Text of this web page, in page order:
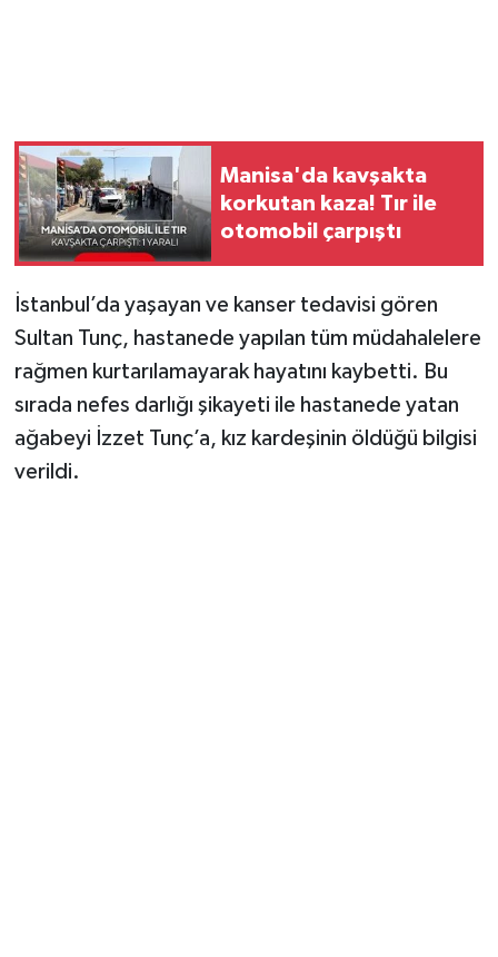
Manisa'da kavşakta
korkutan kaza! Tır ile
otomobil çarpıştı
İstanbul’da yaşayan ve kanser tedavisi gören
Sultan Tunç, hastanede yapılan tüm müdahalelere
rağmen kurtarılamayarak hayatını kaybetti. Bu
sırada nefes darlığı şikayeti ile hastanede yatan
ağabeyi İzzet Tunç’a, kız kardeşinin öldüğü bilgisi
verildi.